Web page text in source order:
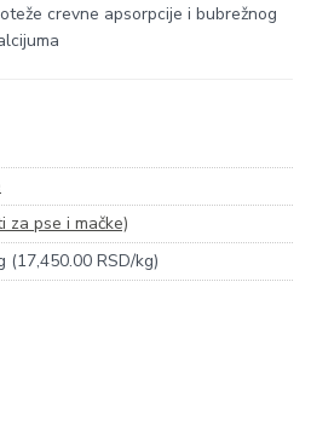
crevne apsorpcije i bubrežnog
za pse i mačke)
(17,450.00 RSD/kg)